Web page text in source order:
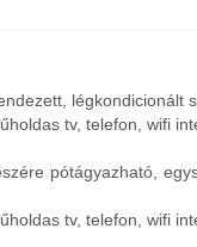
légkondicionált
tv, telefon, wifi
pótágyazható,
tv, telefon, wifi